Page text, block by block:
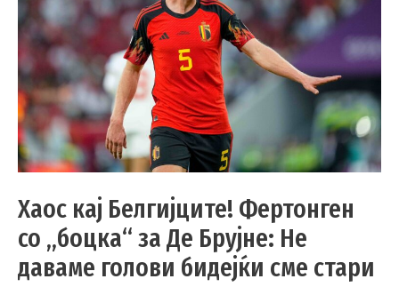
Хаос кај Белгијците! Фертонген
со „боцка“ за Де Брујне: Не
даваме голови бидејќи сме стари